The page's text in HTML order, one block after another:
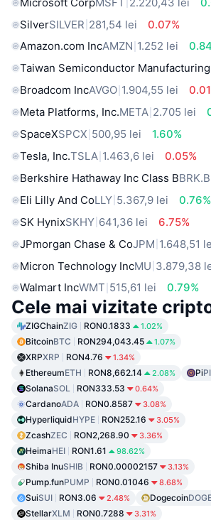
SilverSILVER 281,54 lei
0.07%
Amazon.com IncAMZN 1.252 lei
Taiwan Semiconductor
Broadcom IncAVGO 1.904,55 lei
Meta Platforms, Inc.META 2.705 lei
SpaceXSPCX 500,95 lei
1.60%
Tesla, Inc.TSLA 1.463,6 lei
0.05%
Berkshire Hathaway Inc Class BBRK.B
Eli Lilly And CoLLY 5.367,9 lei
0.76%
SK HynixSKHY 641,36 lei
6.75%
JPmorgan Chase & CoJPM 1.648,51
Micron Technology IncMU 3.879,38
Walmart IncWMT 515,61 lei 0.79%
Cele mai vizitate
ZIGChainZIG RON0.1833 1.02%
BitcoinBTC RON294,043.45 1.07%
XRPXRP RON4.76 1.34%
EthereumETH RON8,662.14 2.08% PiPI
SolanaSOL RON333.53 0.64%
CardanoADA RON0.8587 3.08%
HyperliquidHYPE RON252.16 3.05%
ZcashZEC RON2,268.90 3.36%
HeimaHEI RON1.61 98.62%
Shiba InuSHIB RON0.00002157 3.13%
Pump.funPUMP RON0.01046 8.68%
SuiSUI RON3.06 2.48% Dogecoin
StellarXLM RON0.7288 3.31%